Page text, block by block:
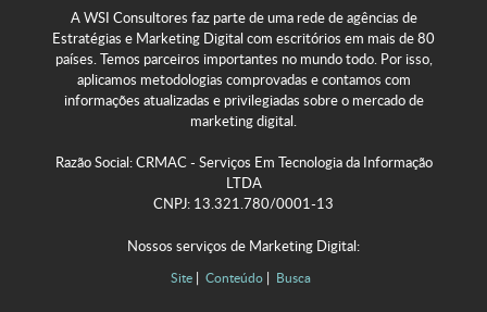
A WSI Consultores faz parte de uma rede de agências de
Estratégias e Marketing Digital com escritórios em mais de 80
países. Temos parceiros importantes no mundo todo. Por isso,
aplicamos metodologias comprovadas e contamos com
informações atualizadas e privilegiadas sobre o mercado de
marketing digital.
Razão Social: CRMAC - Serviços Em Tecnologia da Informação
LTDA
CNPJ: 13.321.780/0001-13
Nossos serviços de Marketing Digital:
Site Conteúdo Busca